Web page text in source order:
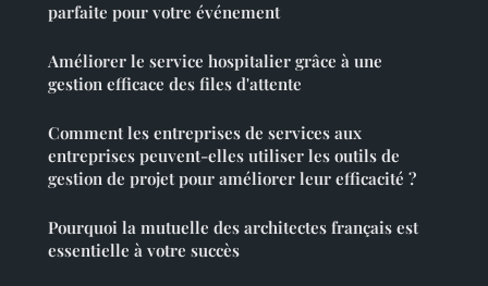
parfaite pour votre événement
Améliorer le service hospitalier grâce à une
gestion efficace des files d'attente
Comment les entreprises de services aux
entreprises peuvent-elles utiliser les outils de
gestion de projet pour améliorer leur efficacité ?
Pourquoi la mutuelle des architectes français est
essentielle à votre succès